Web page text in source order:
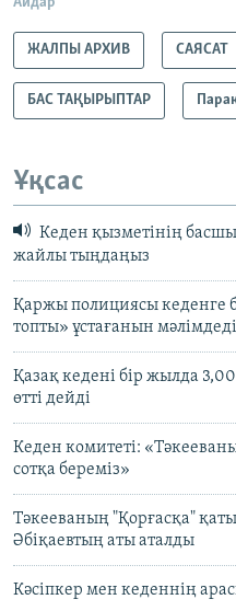
ЖАЛПЫ АРХИВ САЯСАТ
БАС ТАҚЫРЫПТАР
Ұқсас
Кеден қызметінің
жайлы тыңдаңыз
Қаржы полициясы кеденге
топты» ұстағанын мәлімдеді
Қазақ кедені бір жылда
өтті дейді
Кеден комитеті:
сотқа береміз»
Тәкееваның "Қорғасқа"
Әбіқаевтың аты аталды
Кәсіпкер мен кеденнің